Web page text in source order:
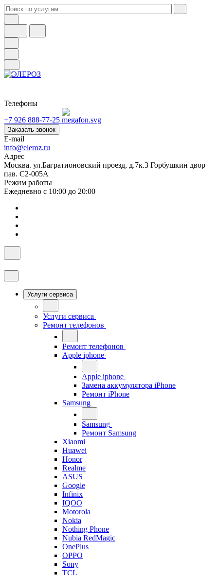
Телефоны
+7 926 888-77-25
Заказать звонок
E-mail
info@eleroz.ru
Адрес
Москва. ул.Багратионовский проезд, д.7к.3 Горбушкин двор
пав. C2-005A
Режим работы
Ежедневно с 10:00 до 20:00
Услуги сервиса
Услуги сервиса
Ремонт телефонов
Ремонт телефонов
Apple iphone
Apple iphone
Замена аккумулятора iPhone
Ремонт iPhone
Samsung
Samsung
Ремонт Samsung
Xiaomi
Huawei
Honor
Realme
ASUS
Google
Infinix
IQOO
Motorola
Nokia
Nothing Phone
Nubia RedMagic
OnePlus
OPPO
Sony
TCL